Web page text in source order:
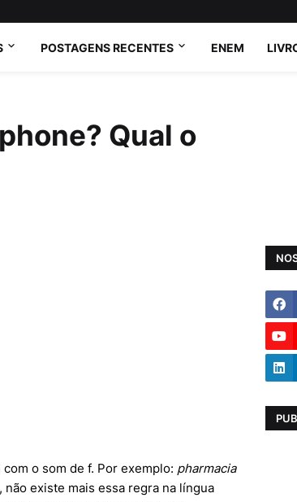
POSTAGENS RECENTES ENEM
Qual o
o som de f. Por exemplo: pharmacia
existe mais essa regra na língua